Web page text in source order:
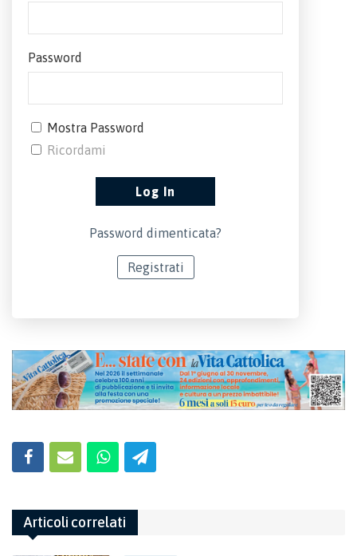
Password
Mostra Password
Ricordami
Password dimenticata?
Registrati
Articoli correlati